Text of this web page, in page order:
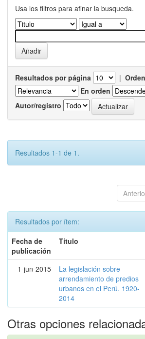
Usa los filtros para afinar la busqueda.
Resultados por página |
En orden
Autor/registro
Resultados 1-1 de 1.
Resultados por ítem:
Fecha de
publicación
Título
1-jun-2015
La legislación sobre
arrendamiento de predios
urbanos en el Perú. 1920-
2014
Otras opciones